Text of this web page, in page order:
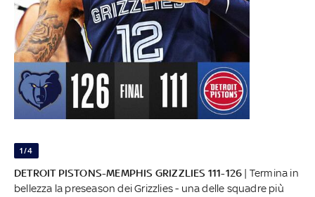
1/4
DETROIT PISTONS-MEMPHIS GRIZZLIES 111-126 | Termina in
bellezza la preseason dei Grizzlies - una delle squadre più